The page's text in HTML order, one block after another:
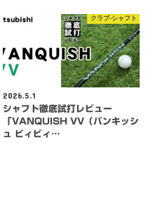
クラブ-シャフト
2026.5.1
シャフト徹底試打レビュー
「VANQUISH VV（バンキッシ
ュ ビィビィ…